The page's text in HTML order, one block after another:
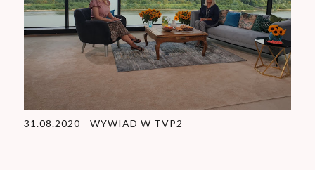
31.08.2020 - WYWIAD W TVP2